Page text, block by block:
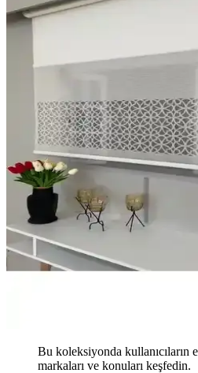
Bu koleksiyonda kullanıcıların
markaları ve konuları keşfedin.